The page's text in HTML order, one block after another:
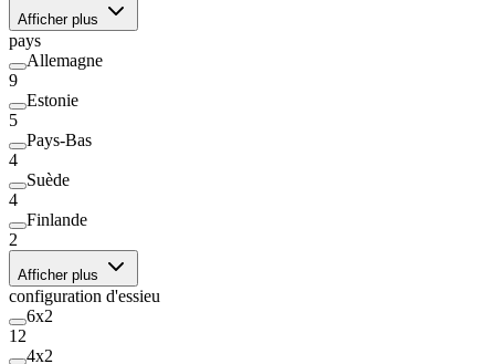
Afficher plus
pays
Allemagne
9
Estonie
5
Pays-Bas
4
Suède
4
Finlande
2
Afficher plus
configuration d'essieu
6x2
12
4x2